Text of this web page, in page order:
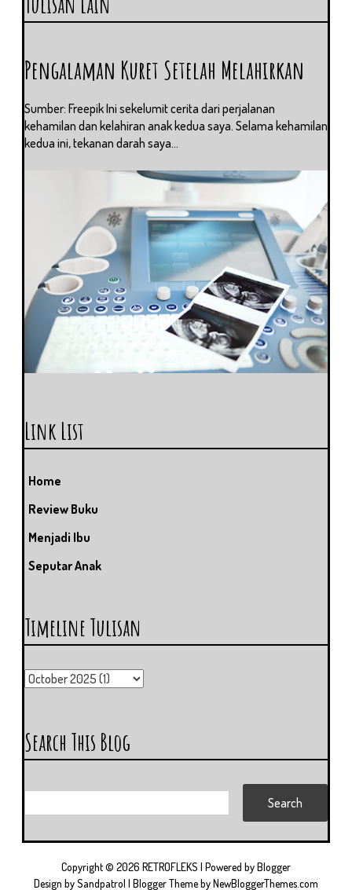
Pengalaman Kuret Setelah Melahirkan
Sumber: Freepik Ini sekelumit cerita dari perjalanan
kehamilan dan kelahiran anak kedua saya. Selama kehamilan
kedua ini, tekanan darah saya...
Link List
Home
Review Buku
Menjadi Ibu
Seputar Anak
Timeline Tulisan
Search This Blog
Copyright © 2026 RETROFLEKS | Powered byBlogger
Design bySandpatrol | Blogger Theme byNewBloggerThemes.com